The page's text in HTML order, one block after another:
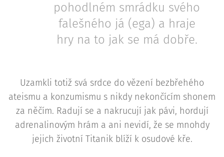
pohodlném smrádku svého
falešného já (ega) a hraje
hry na to jak se má dobře.
Uzamkli totiž svá srdce do vězení bezbřehého
ateismu a konzumismu s nikdy nekončícím shonem
za něčím. Radují se a nakrucují jak pávi, hordují
adrenalinovým hrám a ani nevidí, že se mnohdy
jejich životní Titanik blíží k osudové kře.